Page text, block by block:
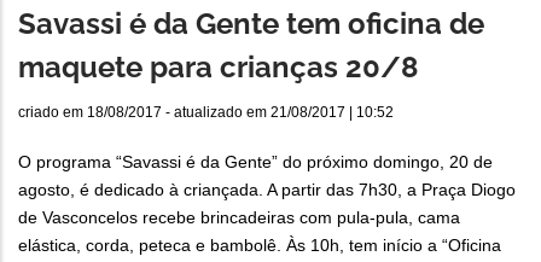
Savassi é da Gente tem oficina de
maquete para crianças 20/8
criado em 18/08/2017 - atualizado em 21/08/2017 | 10:52
O programa “Savassi é da Gente” do próximo domingo, 20 de
agosto, é dedicado à criançada. A partir das 7h30, a Praça Diogo
de Vasconcelos recebe brincadeiras com pula-pula, cama
elástica, corda, peteca e bambolê. Às 10h, tem início a “Oficina